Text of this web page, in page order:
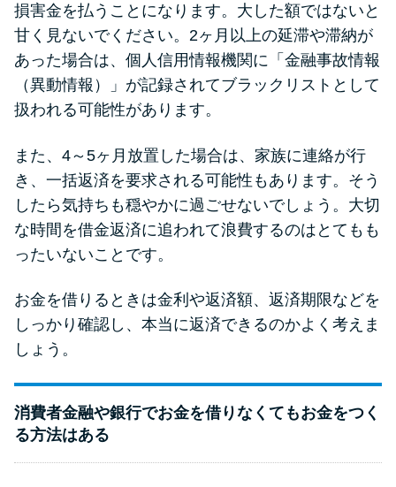
損害金を払うことになります。大した額ではないと
甘く見ないでください。2ヶ月以上の延滞や滞納が
あった場合は、個人信用情報機関に「金融事故情報
（異動情報）」が記録されてブラックリストとして
扱われる可能性があります。
また、4～5ヶ月放置した場合は、家族に連絡が行
き、一括返済を要求される可能性もあります。そう
したら気持ちも穏やかに過ごせないでしょう。大切
な時間を借金返済に追われて浪費するのはとてもも
ったいないことです。
お金を借りるときは金利や返済額、返済期限などを
しっかり確認し、本当に返済できるのかよく考えま
しょう。
消費者金融や銀行でお金を借りなくてもお金をつく
る方法はある